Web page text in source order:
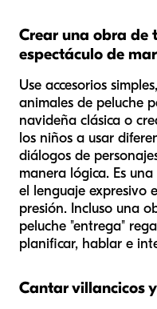
Crear una obra de
espectáculo de
Use accesorios
animales de peluche
navideña clásica o
los niños a usar
diálogos de
manera lógica. Es
el lenguaje expresivo
presión. Incluso una
peluche "entrega"
planificar, hablar e
Cantar villancicos